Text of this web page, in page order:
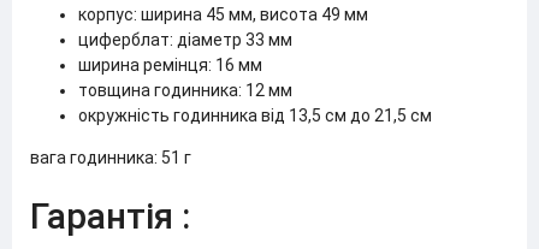
корпус: ширина 45 мм, висота 49 мм
циферблат: діаметр 33 мм
ширина ремінця: 16 мм
товщина годинника: 12 мм
окружність годинника від 13,5 см до 21,5 см
вага годинника: 51 г
Гарантія :